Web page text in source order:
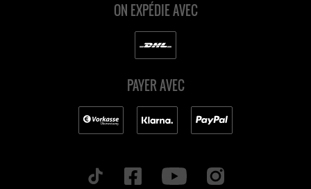
ON EXPÉDIE AVEC
PAYER AVEC